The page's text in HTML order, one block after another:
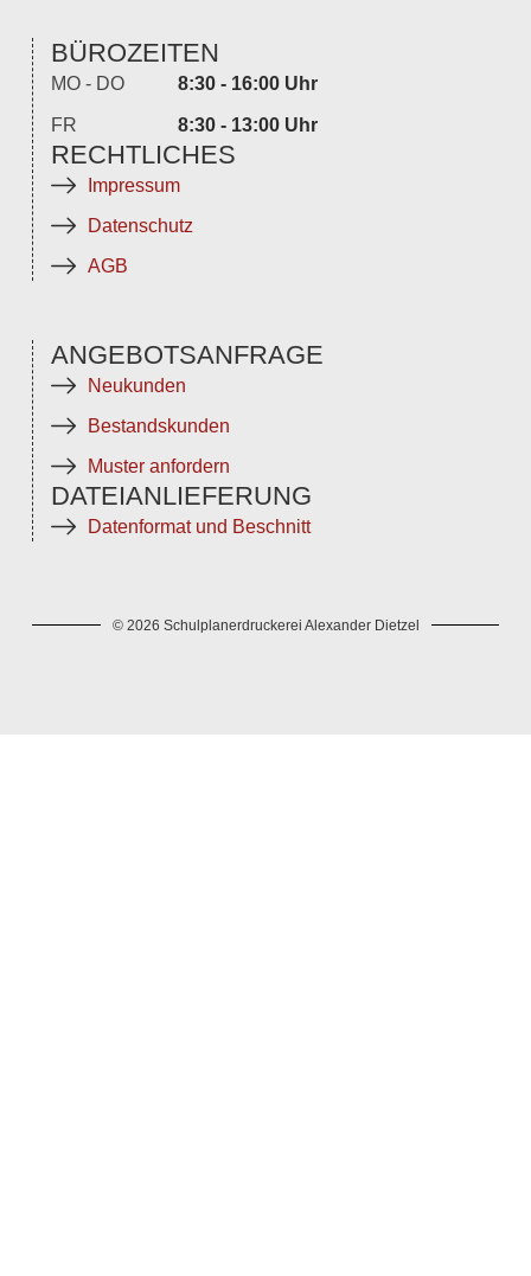
BÜROZEITEN
MO - DO 8:30 - 16:00 Uhr
FR 8:30 - 13:00 Uhr
RECHTLICHES
Impressum
Datenschutz
AGB
ANGEBOTSANFRAGE
Neukunden
Bestandskunden
Muster anfordern
DATEIANLIEFERUNG
Datenformat und Beschnitt
© 2026 Schulplanerdruckerei Alexander Dietzel